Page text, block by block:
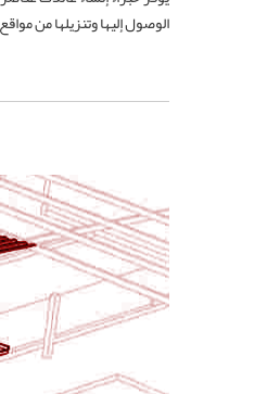
الوصول إليها وتنزيلها من